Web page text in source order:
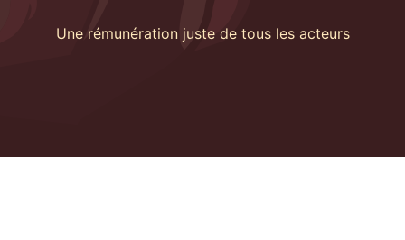
Une rémunération juste de tous les acteurs